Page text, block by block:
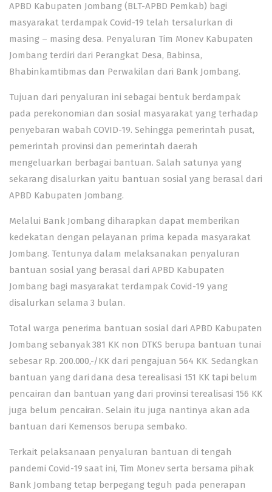
APBD Kabupaten Jombang (BLT-APBD Pemkab) bagi
masyarakat terdampak Covid-19 telah tersalurkan di
masing – masing desa. Penyaluran Tim Monev Kabupaten
Jombang terdiri dari Perangkat Desa, Babinsa,
Bhabinkamtibmas dan Perwakilan dari Bank Jombang.
Tujuan dari penyaluran ini sebagai bentuk berdampak
pada perekonomian dan sosial masyarakat yang terhadap
penyebaran wabah COVID-19. Sehingga pemerintah pusat,
pemerintah provinsi dan pemerintah daerah
mengeluarkan berbagai bantuan. Salah satunya yang
sekarang disalurkan yaitu bantuan sosial yang berasal dari
APBD Kabupaten Jombang.
Melalui Bank Jombang diharapkan dapat memberikan
kedekatan dengan pelayanan prima kepada masyarakat
Jombang. Tentunya dalam melaksanakan penyaluran
bantuan sosial yang berasal dari APBD Kabupaten
Jombang bagi masyarakat terdampak Covid-19 yang
disalurkan selama 3 bulan.
Total warga penerima bantuan sosial dari APBD Kabupaten
Jombang sebanyak 381 KK non DTKS berupa bantuan tunai
sebesar Rp. 200.000,-/KK dari pengajuan 564 KK. Sedangkan
bantuan yang dari dana desa terealisasi 151 KK tapi belum
pencairan dan bantuan yang dari provinsi terealisasi 156 KK
juga belum pencairan. Selain itu juga nantinya akan ada
bantuan dari Kemensos berupa sembako.
Terkait pelaksanaan penyaluran bantuan di tengah
pandemi Covid-19 saat ini, Tim Monev serta bersama pihak
Bank Jombang tetap berpegang teguh pada penerapan